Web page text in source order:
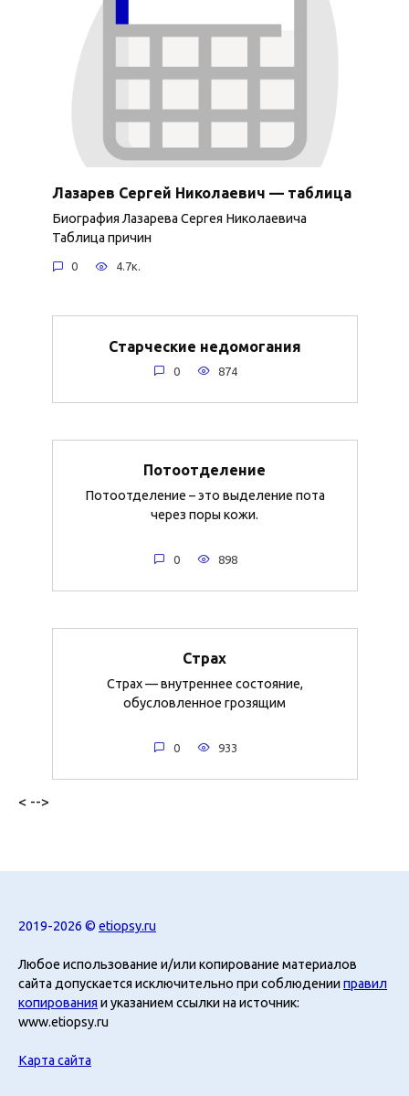
Лазарев Сергей Николаевич — таблица
Биография Лазарева Сергея Николаевича
Таблица причин
0 4.7к.
Старческие недомогания
0 874
Потоотделение
Потоотделение – это выделение пота
через поры кожи.
0 898
Страх
Страх — внутреннее состояние,
обусловленное грозящим
0 933
< -->
2019-2026 © etiopsy.ru
Любое использование и/или копирование материалов
сайта допускается исключительно при соблюденииправил
копирования и указанием ссылки на источник:
www.etiopsy.ru
Карта сайта